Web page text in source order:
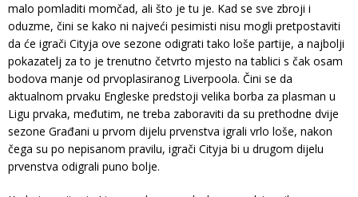
malo pomladiti momčad, ali što je tu je. Kad se sve zbroji i
oduzme, čini se kako ni najveći pesimisti nisu mogli pretpostaviti
da će igrači Cityja ove sezone odigrati tako loše partije, a najbolji
pokazatelj za to je trenutno četvrto mjesto na tablici s čak osam
bodova manje od prvoplasiranog Liverpoola. Čini se da
aktualnom prvaku Engleske predstoji velika borba za plasman u
Ligu prvaka, međutim, ne treba zaboraviti da su prethodne dvije
sezone Građani u prvom dijelu prvenstva igrali vrlo loše, nakon
čega su po nepisanom pravilu, igrači Cityja bi u drugom dijelu
prvenstva odigrali puno bolje.